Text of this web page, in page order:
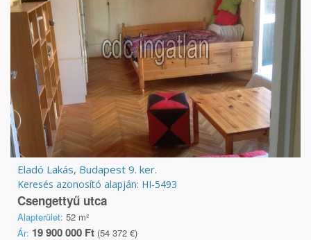
Eladó Lakás, Budapest 9. ker.
Keresés azonosító alapján: HI-5493
Csengettyű utca
Alapterület: 52 m²
Ár: 19 900 000 Ft (54 372 €)